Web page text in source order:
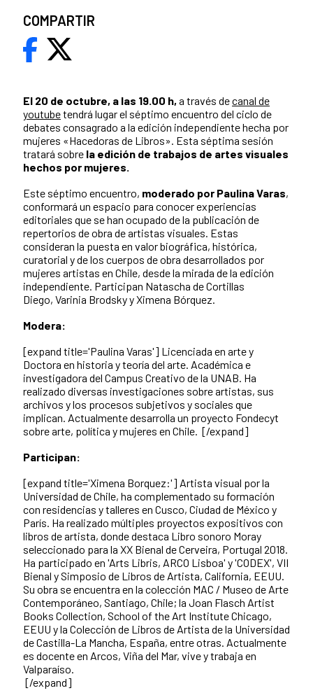
El 20 de octubre, a las 19.00 h, a través decanal de
youtubetendrá lugar el séptimo encuentro del ciclo de
debates consagrado a la edición independiente hecha por
mujeres «Hacedoras de Libros». Esta séptima sesión
tratará sobre la edición de trabajos de artes visuales
hechos por mujeres.
Este séptimo encuentro, moderado por Paulina Varas,
conformará un espacio para conocer experiencias
editoriales que se han ocupado de la publicación de
repertorios de obra de artistas visuales. Estas
consideran la puesta en valor biográfica, histórica,
curatorial y de los cuerpos de obra desarrollados por
mujeres artistas en Chile, desde la mirada de la edición
independiente. Participan Natascha de Cortillas
Diego, Varinia Brodsky y Ximena Bórquez.
Modera:
[expand title='Paulina Varas'] Licenciada en arte y
Doctora en historia y teoría del arte. Académica e
investigadora del Campus Creativo de la UNAB. Ha
realizado diversas investigaciones sobre artistas, sus
archivos y los procesos subjetivos y sociales que
implican. Actualmente desarrolla un proyecto Fondecyt
sobre arte, política y mujeres en Chile. [/expand]
Participan:
[expand title='Ximena Borquez:'] Artista visual por la
Universidad de Chile, ha complementado su formación
con residencias y talleres en Cusco, Ciudad de México y
París. Ha realizado múltiples proyectos expositivos con
libros de artista, donde destaca Libro sonoro Moray
seleccionado para la XX Bienal de Cerveira, Portugal 2018.
Ha participado en 'Arts Libris, ARCO Lisboa' y 'CODEX', VII
Bienal y Simposio de Libros de Artista, California, EEUU.
Su obra se encuentra en la colección MAC / Museo de Arte
Contemporáneo, Santiago, Chile; la Joan Flasch Artist
Books Collection, School of the Art Institute Chicago,
EEUU y la Colección de Libros de Artista de la Universidad
de Castilla-La Mancha, España, entre otras. Actualmente
es docente en Arcos, Viña del Mar, vive y trabaja en
Valparaíso.
[/expand]
COMPARTIR